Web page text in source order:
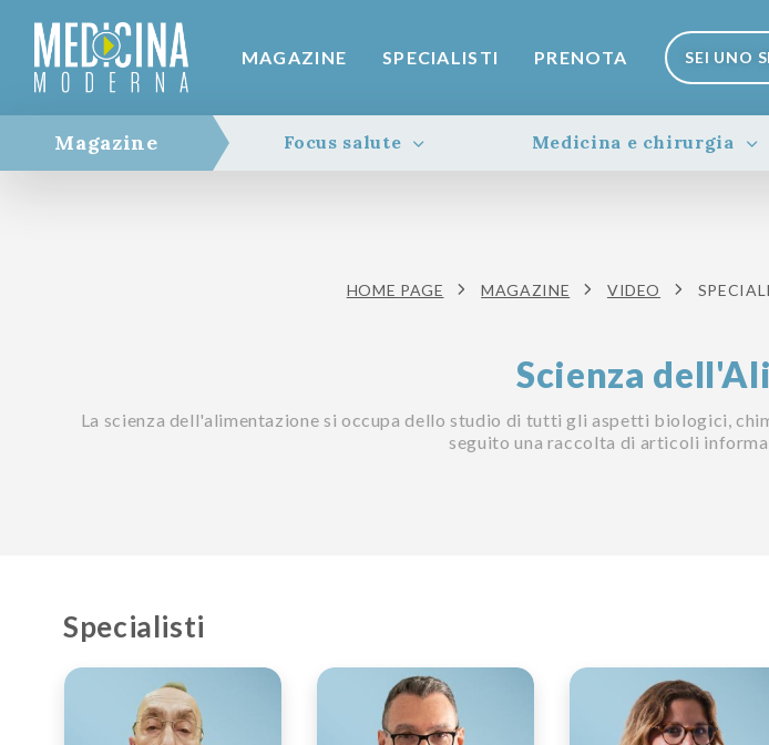
MAGAZINE SPECIALISTI PRENOTA SEI UNO
Magazine Focus salute Medicina e chirurgia
HOME PAGE MAGAZINE VIDEO
Scienza
La scienza dell'alimentazione si occupa dello studio di tutti gli aspetti biologici,
seguito una raccolta di articoli
Specialisti